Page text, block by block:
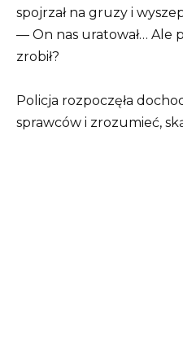
spojrzał na gruzy i
— On nas uratował… Ale
zrobił?
Policja rozpoczęła
sprawców i zrozumieć,